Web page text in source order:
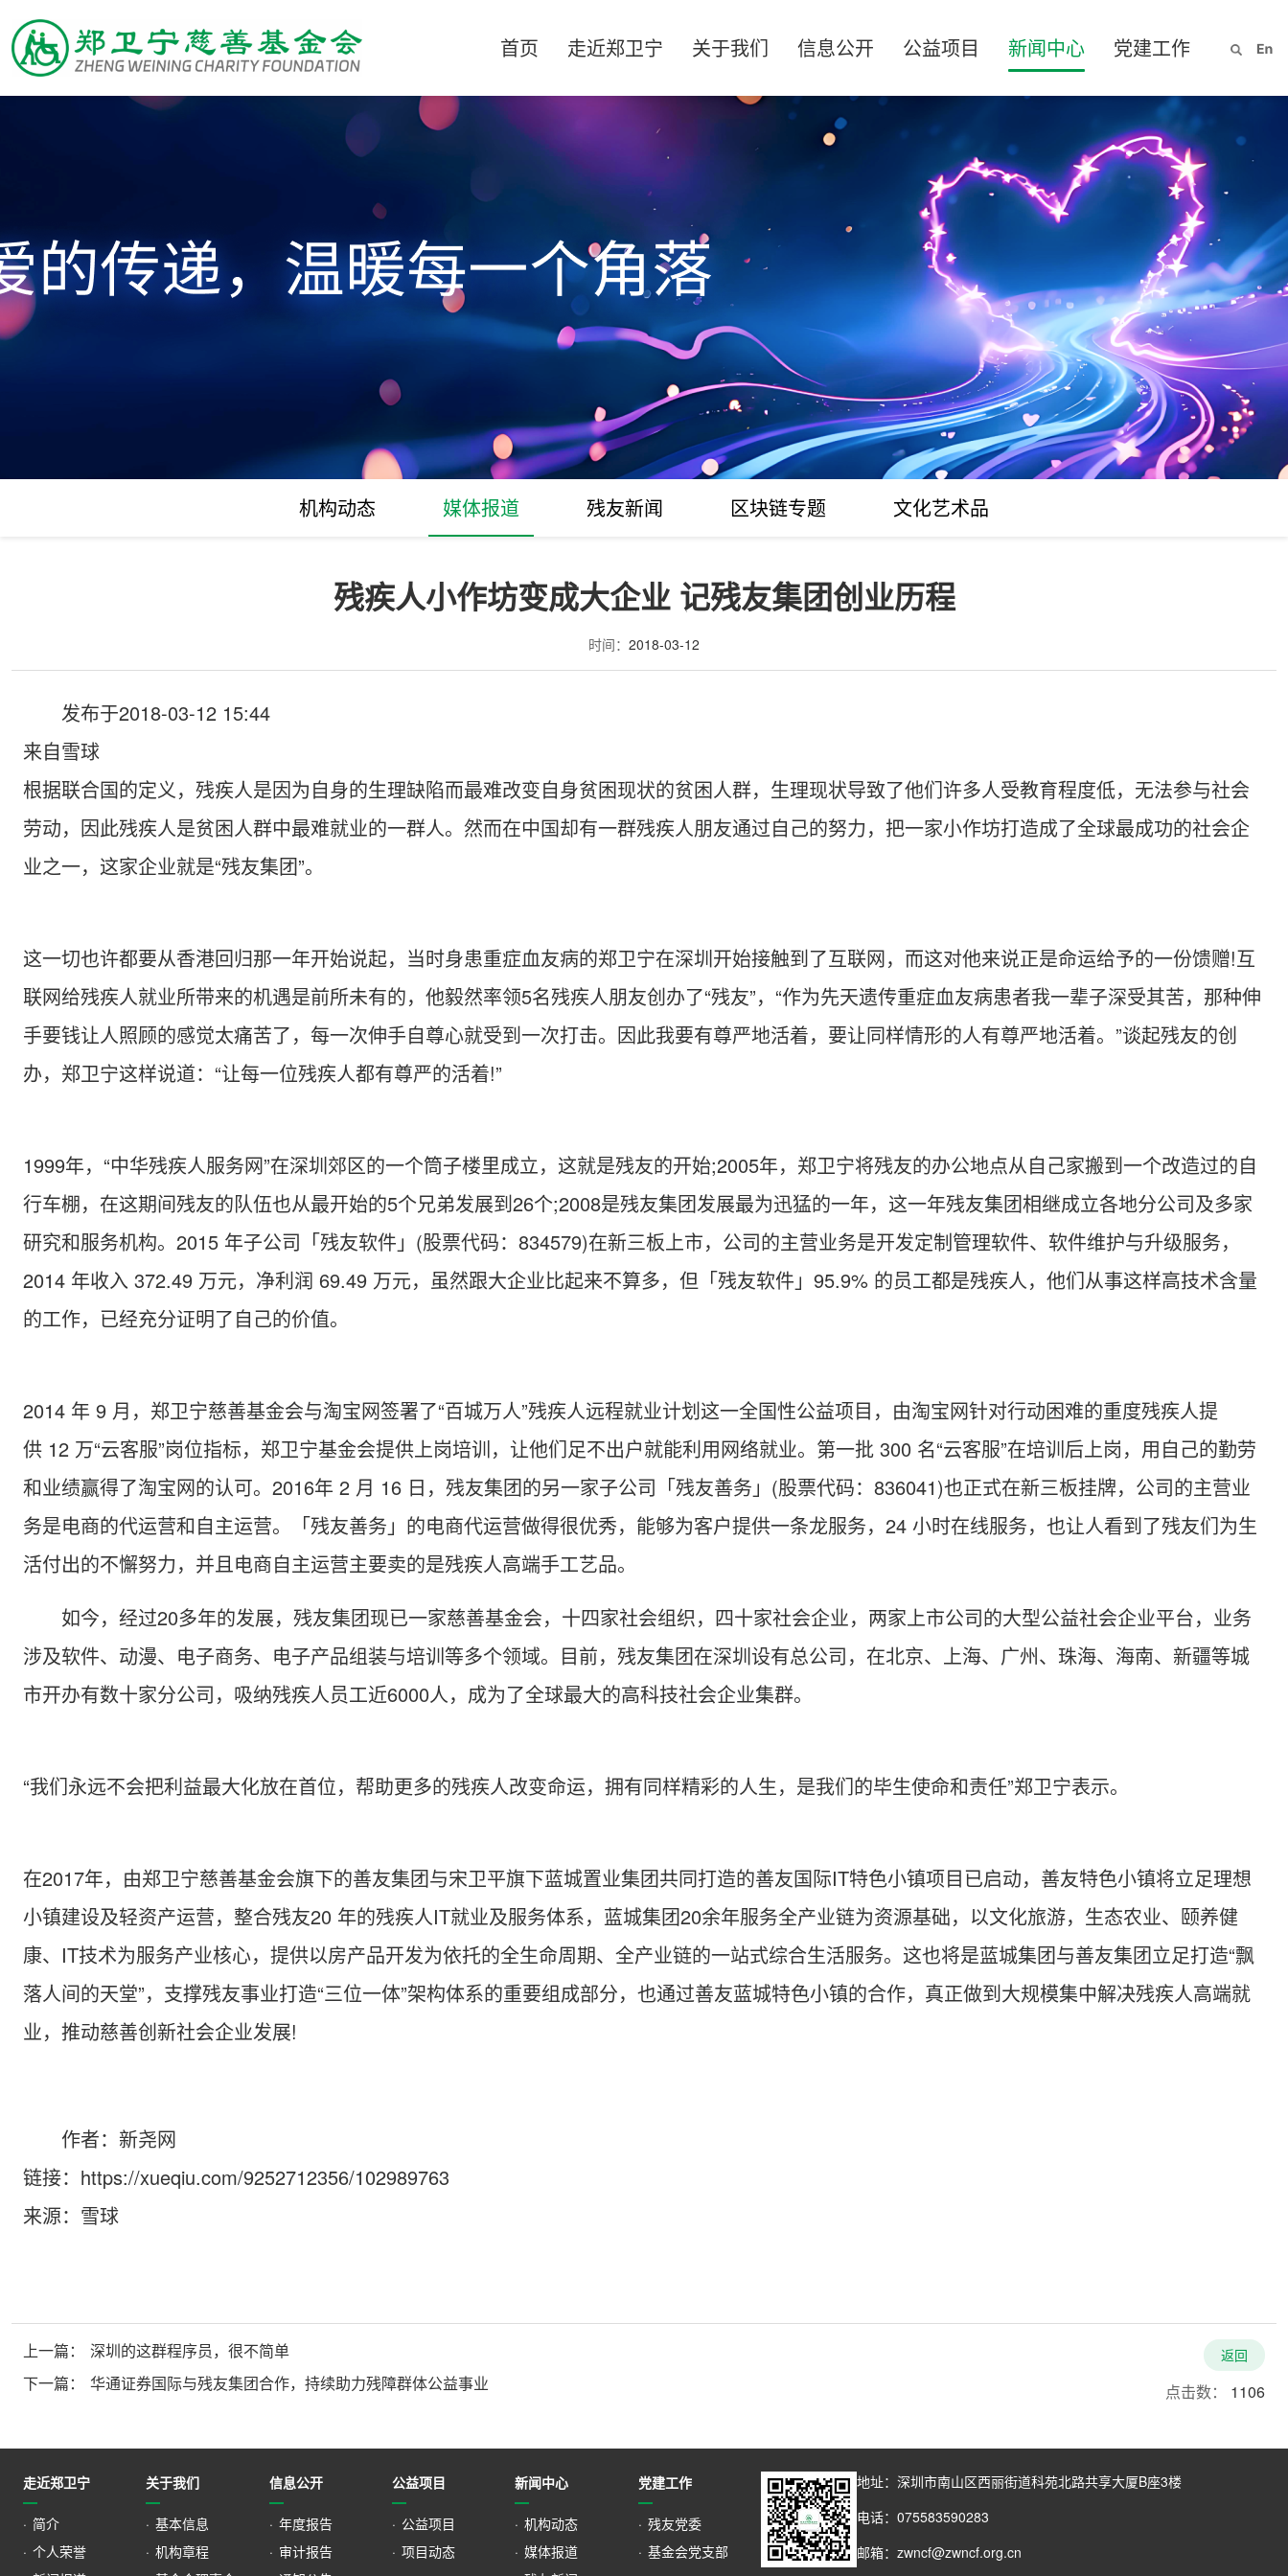
首页 走近郑卫宁 关于我们 信息公开 公益项目 新闻中心 党建工作
机构动态 媒体报道 残友新闻 区块链专题 文化艺术品
残疾人小作坊变成大企业 记残友集团创业历程
时间： 2018-03-12
发布于2018-03-12 15:44
来自雪球
根据联合国的定义，残疾人是因为自身的生理缺陷而最难改变自身贫困现状的贫困人群，生理现状导致了他们许多人受教育程度低，无法参与社会
劳动，因此残疾人是贫困人群中最难就业的一群人。然而在中国却有一群残疾人朋友通过自己的努力，把一家小作坊打造成了全球最成功的社会企
业之一，这家企业就是“残友集团”。
这一切也许都要从香港回归那一年开始说起，当时身患重症血友病的郑卫宁在深圳开始接触到了互联网，而这对他来说正是命运给予的一份馈赠!互
联网给残疾人就业所带来的机遇是前所未有的，他毅然率领5名残疾人朋友创办了“残友”，“作为先天遗传重症血友病患者我一辈子深受其苦，那种伸
手要钱让人照顾的感觉太痛苦了，每一次伸手自尊心就受到一次打击。因此我要有尊严地活着，要让同样情形的人有尊严地活着。”谈起残友的创
办，郑卫宁这样说道：“让每一位残疾人都有尊严的活着!”
1999年，“中华残疾人服务网”在深圳郊区的一个筒子楼里成立，这就是残友的开始;2005年，郑卫宁将残友的办公地点从自己家搬到一个改造过的自
行车棚，在这期间残友的队伍也从最开始的5个兄弟发展到26个;2008是残友集团发展最为迅猛的一年，这一年残友集团相继成立各地分公司及多家
研究和服务机构。2015 年子公司「残友软件」(股票代码：834579)在新三板上市，公司的主营业务是开发定制管理软件、软件维护与升级服务，
2014 年收入 372.49 万元，净利润 69.49 万元，虽然跟大企业比起来不算多，但「残友软件」95.9% 的员工都是残疾人，他们从事这样高技术含量
的工作，已经充分证明了自己的价值。
2014 年 9 月，郑卫宁慈善基金会与淘宝网签署了“百城万人”残疾人远程就业计划这一全国性公益项目，由淘宝网针对行动困难的重度残疾人提
供 12 万“云客服”岗位指标，郑卫宁基金会提供上岗培训，让他们足不出户就能利用网络就业。第一批 300 名“云客服”在培训后上岗，用自己的勤劳
和业绩赢得了淘宝网的认可。2016年 2 月 16 日，残友集团的另一家子公司「残友善务」(股票代码：836041)也正式在新三板挂牌，公司的主营业
务是电商的代运营和自主运营。「残友善务」的电商代运营做得很优秀，能够为客户提供一条龙服务，24 小时在线服务，也让人看到了残友们为生
活付出的不懈努力，并且电商自主运营主要卖的是残疾人高端手工艺品。
如今，经过20多年的发展，残友集团现已一家慈善基金会，十四家社会组织，四十家社会企业，两家上市公司的大型公益社会企业平台，业务
涉及软件、动漫、电子商务、电子产品组装与培训等多个领域。目前，残友集团在深圳设有总公司，在北京、上海、广州、珠海、海南、新疆等城
市开办有数十家分公司，吸纳残疾人员工近6000人，成为了全球最大的高科技社会企业集群。
“我们永远不会把利益最大化放在首位，帮助更多的残疾人改变命运，拥有同样精彩的人生，是我们的毕生使命和责任”郑卫宁表示。
在2017年，由郑卫宁慈善基金会旗下的善友集团与宋卫平旗下蓝城置业集团共同打造的善友国际IT特色小镇项目已启动，善友特色小镇将立足理想
小镇建设及轻资产运营，整合残友20 年的残疾人IT就业及服务体系，蓝城集团20余年服务全产业链为资源基础，以文化旅游，生态农业、颐养健
康、IT技术为服务产业核心，提供以房产品开发为依托的全生命周期、全产业链的一站式综合生活服务。这也将是蓝城集团与善友集团立足打造“飘
落人间的天堂”，支撑残友事业打造“三位一体”架构体系的重要组成部分，也通过善友蓝城特色小镇的合作，真正做到大规模集中解决残疾人高端就
业，推动慈善创新社会企业发展!
作者：新尧网
链接： https://xueqiu.com/9252712356/102989763
来源：雪球
上一篇：
深圳的这群程序员，很不简单
下一篇：
华通证券国际与残友集团合作，持续助力残障群体公益事业
返回
点击数： 1106
走近郑卫宁
· 简介
· 个人荣誉
关于我们
· 基本信息
· 机构章程
信息公开
· 年度报告
· 审计报告
公益项目
· 公益项目
· 项目动态
新闻中心
· 机构动态
· 媒体报道
党建工作
· 残友党委
· 基金会党支部
地址：深圳市南山区西丽街道科苑北路共享大厦B座3楼
电话：075583590283
邮箱：zwncf@zwncf.org.cn